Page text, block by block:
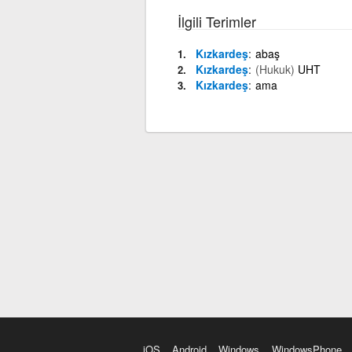
İlgili Terimler
Kızkardeş abaş
Kızkardeş (Hukuk) UHT
Kızkardeş ama